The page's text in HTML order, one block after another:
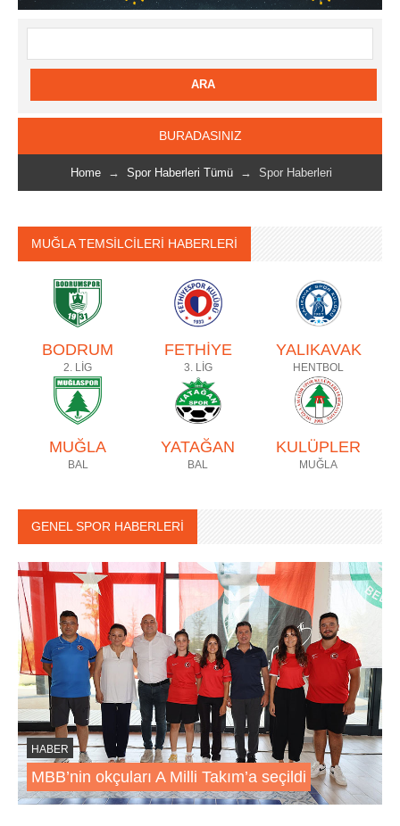
BURADASINIZ
Home → Spor Haberleri Tümü → Spor Haberleri
MUĞLA TEMSİLCİLERİ HABERLERİ
BODRUM
2. LİG
FETHİYE
3. LİG
YALIKAVAK
HENTBOL
MUĞLA
BAL
YATAĞAN
BAL
KULÜPLER
MUĞLA
GENEL SPOR HABERLERİ
HABER
MBB’nin okçuları A Milli Takım’a seçildi